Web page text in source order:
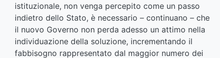
istituzionale, non venga percepito come un passo
indietro dello Stato, è necessario – continuano – che
il nuovo Governo non perda adesso un attimo nella
individuazione della soluzione, incrementando il
fabbisogno rappresentato dal maggior numero dei